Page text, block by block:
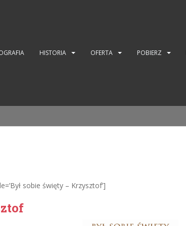
HISTORIA OFERTA POBIERZ
sobie święty – Krzysztof’]